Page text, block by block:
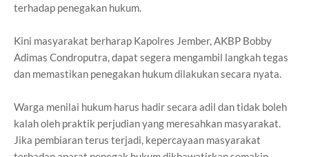
terhadap penegakan hukum.
Kini masyarakat berharap Kapolres Jember, AKBP Bobby
Adimas Condroputra, dapat segera mengambil langkah tegas
dan memastikan penegakan hukum dilakukan secara nyata.
Warga menilai hukum harus hadir secara adil dan tidak boleh
kalah oleh praktik perjudian yang meresahkan masyarakat.
Jika pembiaran terus terjadi, kepercayaan masyarakat